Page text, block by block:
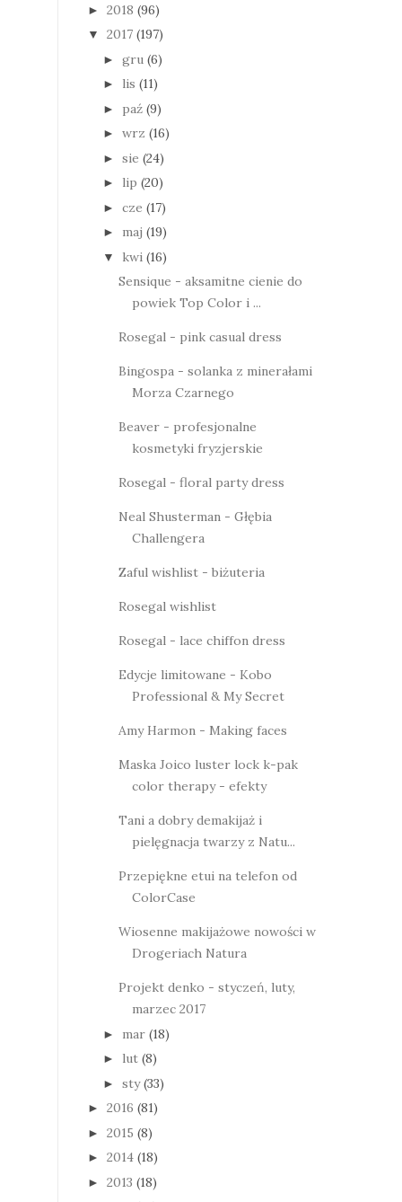
► 2018 (96)
▼ 2017 (197)
► gru (6)
► lis (11)
► paź (9)
► wrz (16)
► sie (24)
► lip (20)
► cze (17)
► maj (19)
▼ kwi (16)
Sensique - aksamitne cienie do
powiek Top Color i ...
Rosegal - pink casual dress
Bingospa - solanka z minerałami
Morza Czarnego
Beaver - profesjonalne
kosmetyki fryzjerskie
Rosegal - floral party dress
Neal Shusterman - Głębia
Challengera
Zaful wishlist - biżuteria
Rosegal wishlist
Rosegal - lace chiffon dress
Edycje limitowane - Kobo
Professional & My Secret
Amy Harmon - Making faces
Maska Joico luster lock k-pak
color therapy - efekty
Tani a dobry demakijaż i
pielęgnacja twarzy z Natu...
Przepiękne etui na telefon od
ColorCase
Wiosenne makijażowe nowości w
Drogeriach Natura
Projekt denko - styczeń, luty,
marzec 2017
► mar (18)
► lut (8)
► sty (33)
► 2016 (81)
► 2015 (8)
► 2014 (18)
► 2013 (18)